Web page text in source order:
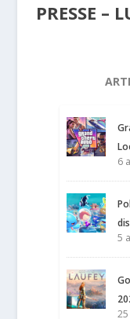
PRESSE –
6
5